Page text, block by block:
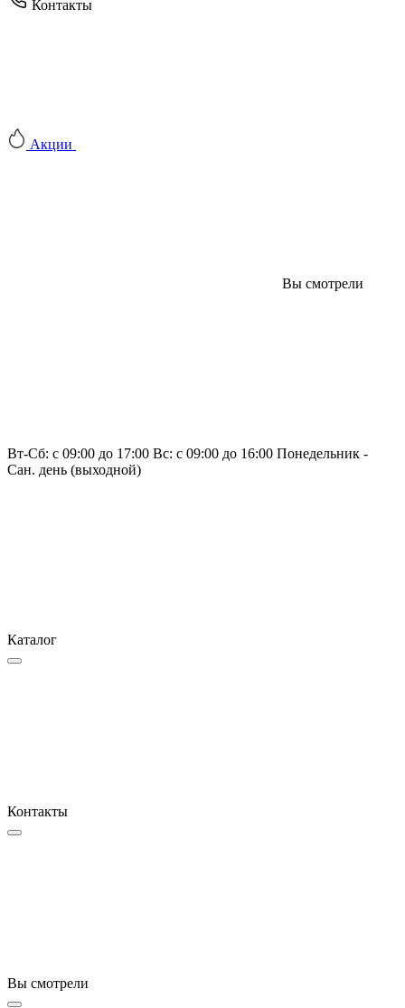
Контакты
Акции
Вы смотрели
Вт-Сб: с 09:00 до 17:00 Вс: с 09:00 до 16:00 Понедельник -
Сан. день (выходной)
Каталог
Контакты
Вы смотрели